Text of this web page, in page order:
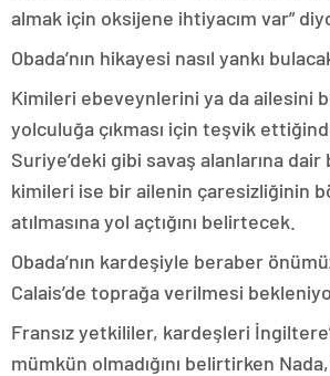
almak için oksijene ihtiyacım var”
Obada’nın hikayesi nasıl yankı
Kimileri ebeveynlerini ya da ailesini
yolculuğa çıkması için teşvik
Suriye’deki gibi savaş alanlarına
kimileri ise bir ailenin çaresizliğinin
atılmasına yol açtığını belirtecek.
Obada’nın kardeşiyle beraber
Calais’de toprağa verilmesi
Fransız yetkililer, kardeşleri
mümkün olmadığını belirtirken